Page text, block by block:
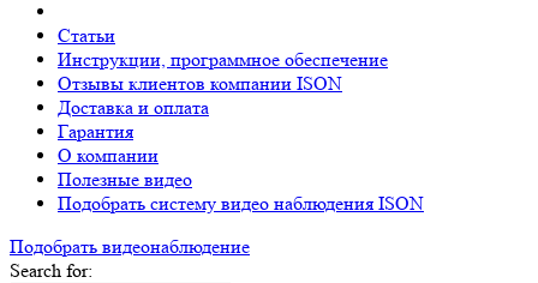
Статьи
Инструкции, программное обеспечение
Отзывы клиентов компании ISON
Доставка и оплата
Гарантия
О компании
Полезные видео
Подобрать систему видео наблюдения ISON
Подобрать видеонаблюдениe
Search for: